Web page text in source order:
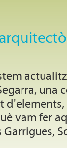
una
d'elements,
vam fer